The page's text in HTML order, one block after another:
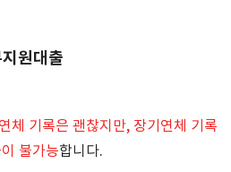
원대출
체 기록은 괜찮지만, 장기연체 기록
불가능합니다.